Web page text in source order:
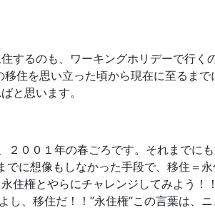
するのも、ワーキングホリデーで行く
住を思い立った頃から現在に至るま
と思います。
００１年の春ごろです。それまでに
でに想像もしなかった手段で、移住＝
権とやらにチャレンジしてみよう！
、移住だ！！”永住権”この言葉は、